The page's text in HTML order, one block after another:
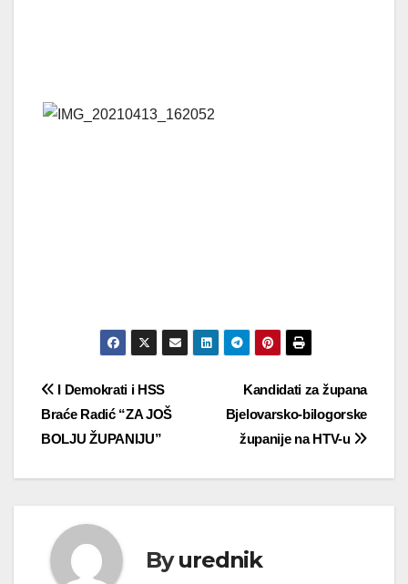
Navigacija
objava
Kandidati za župana
Bjelovarsko-bilogorske
županije na HTV-u
I Demokrati i HSS
Braće Radić “ZA JOŠ
BOLJU ŽUPANIJU”
Byurednik